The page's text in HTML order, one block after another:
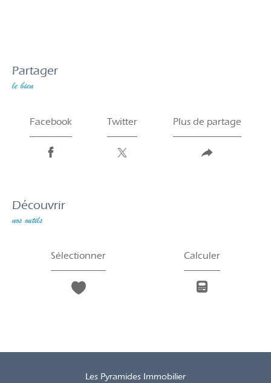
partager
le bien
Facebook Twitter Plus de partage
découvrir
nos outils
Sélectionner Calculer
Les Pyramides Immobilier